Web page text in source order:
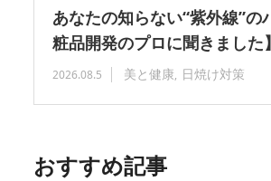
あなたの知らない“紫外線”の
粧品開発のプロに聞きました】
2026.08.5 美と健康 日焼け対策
おすすめ記事